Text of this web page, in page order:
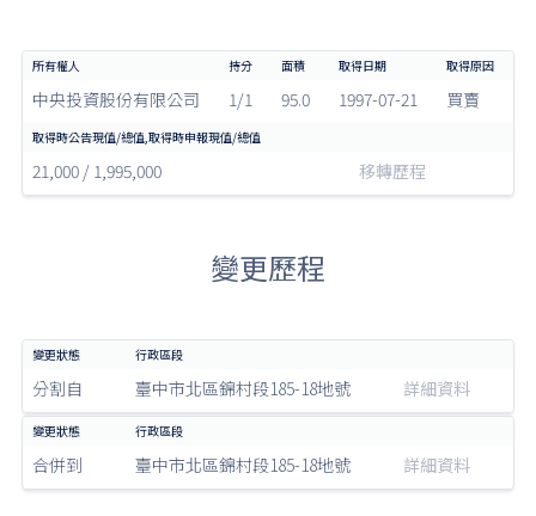
中央投資股份有限公司 1/1 95.0 1997-07-21 買賣
21,000 / 1,995,000 移轉歷程
變更歷程
分割自 臺中市北區錦村段185-18地號 詳細資料
合併到 臺中市北區錦村段185-18地號 詳細資料